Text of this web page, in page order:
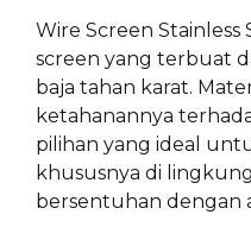
Wire Screen Stainless
screen yang terbuat
baja tahan karat.
ketahanannya
pilihan yang ideal
khususnya di
bersentuhan dengan